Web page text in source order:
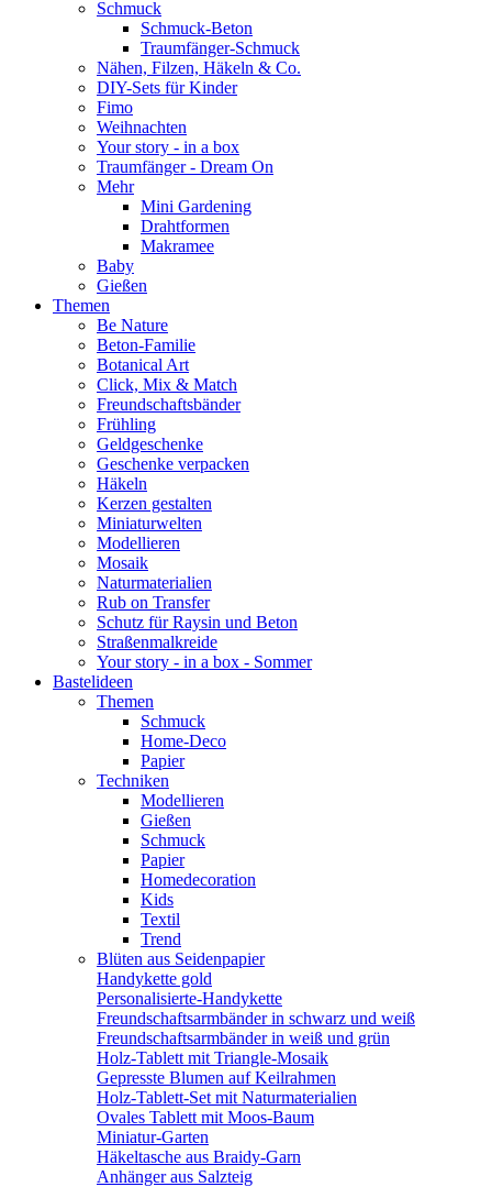
Schmuck
Schmuck-Beton
Traumfänger-Schmuck
Nähen, Filzen, Häkeln & Co.
DIY-Sets für Kinder
Fimo
Weihnachten
Your story - in a box
Traumfänger - Dream On
Mehr
Mini Gardening
Drahtformen
Makramee
Baby
Gießen
Themen
Be Nature
Beton-Familie
Botanical Art
Click, Mix & Match
Freundschaftsbänder
Frühling
Geldgeschenke
Geschenke verpacken
Häkeln
Kerzen gestalten
Miniaturwelten
Modellieren
Mosaik
Naturmaterialien
Rub on Transfer
Schutz für Raysin und Beton
Straßenmalkreide
Your story - in a box - Sommer
Bastelideen
Themen
Schmuck
Home-Deco
Papier
Techniken
Modellieren
Gießen
Schmuck
Papier
Homedecoration
Kids
Textil
Trend
Blüten aus Seidenpapier
Handykette gold
Personalisierte-Handykette
Freundschaftsarmbänder in schwarz und weiß
Freundschaftsarmbänder in weiß und grün
Holz-Tablett mit Triangle-Mosaik
Gepresste Blumen auf Keilrahmen
Holz-Tablett-Set mit Naturmaterialien
Ovales Tablett mit Moos-Baum
Miniatur-Garten
Häkeltasche aus Braidy-Garn
Anhänger aus Salzteig